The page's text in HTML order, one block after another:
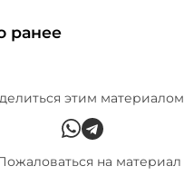
ранее
этим материалом
на материал